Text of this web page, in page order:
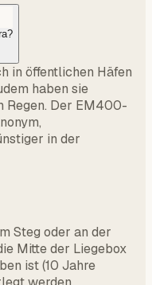
in öffentlichen Häfen
haben sie
Der EM400-
in der
Steg oder an der
Mitte der Liegebox
ist (10 Jahre
werden.